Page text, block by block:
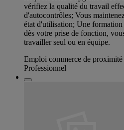
vérifiez la qualité du travail
d'autocontrôles; Vous
état d'utilisation; Une formation
dès votre prise de fonction,
travailler seul ou en équipe.
Emploi commerce de
Professionnel